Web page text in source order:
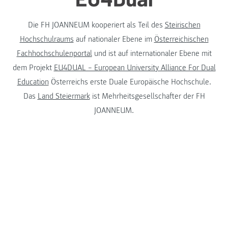
Die FH JOANNEUM kooperiert als Teil des Steirischen
Hochschulraums auf nationaler Ebene im Österreichischen
Fachhochschulenportalund ist auf internationaler Ebene mit
dem Projekt EU4DUAL – European University Alliance For Dual
Education Österreichs erste Duale Europäische Hochschule.
Das Land Steiermarkist Mehrheitsgesellschafter der FH
JOANNEUM.